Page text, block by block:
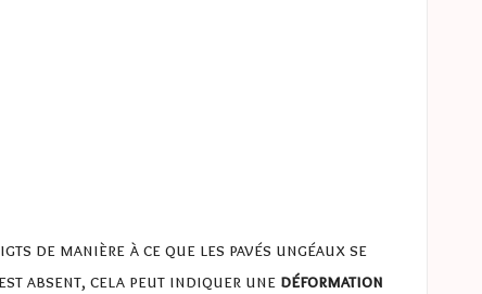
de manière à ce que les pavés ungéaux se
absent, cela peut indiquer une déformation